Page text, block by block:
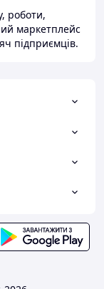
роботи,
маркетплейс
підприємців.